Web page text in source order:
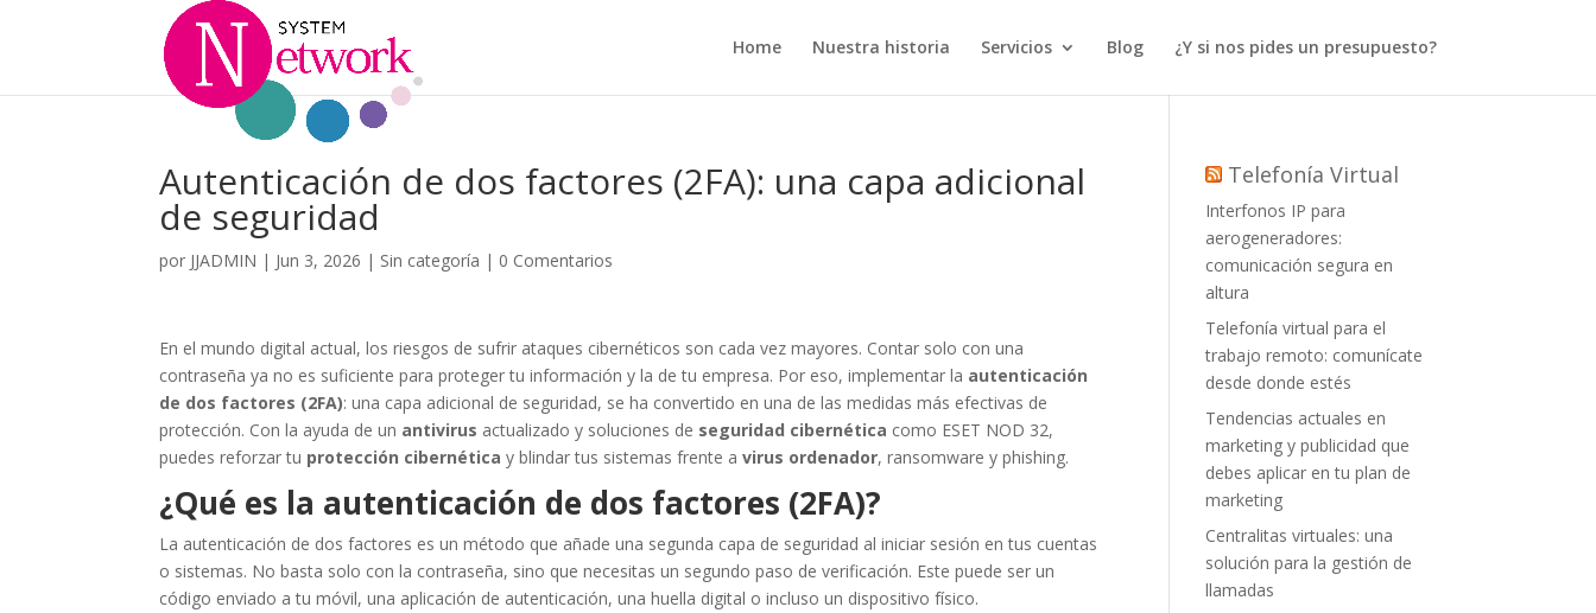
Home Nuestra historia Servicios Blog ¿Y si nos pides un presupuesto?
Autenticación de dos factores (2FA): una capa adicional
de seguridad
por JJADMIN | Jun 3, 2026 | Sin categoría | 0 Comentarios
En el mundo digital actual, los riesgos de sufrir ataques cibernéticos son cada vez mayores. Contar solo con una
contraseña ya no es suficiente para proteger tu información y la de tu empresa. Por eso, implementar la autenticación
de dos factores (2FA): una capa adicional de seguridad, se ha convertido en una de las medidas más efectivas de
protección. Con la ayuda de un antivirus actualizado y soluciones de seguridad cibernética como ESET NOD 32,
puedes reforzar tu protección cibernética y blindar tus sistemas frente avirus ordenador, ransomware y phishing.
¿Qué es la autenticación de dos factores (2FA)?
La autenticación de dos factores es un método que añade una segunda capa de seguridad al iniciar sesión en tus cuentas
o sistemas. No basta solo con la contraseña, sino que necesitas un segundo paso de verificación. Este puede ser un
código enviado a tu móvil, una aplicación de autenticación, una huella digital o incluso un dispositivo físico.
Telefonía Virtual
Interfonos IP para
aerogeneradores:
comunicación segura en
altura
Telefonía virtual para el
trabajo remoto: comunícate
desde donde estés
Tendencias actuales en
marketing y publicidad que
debes aplicar en tu plan de
marketing
Centralitas virtuales: una
solución para la gestión de
llamadas